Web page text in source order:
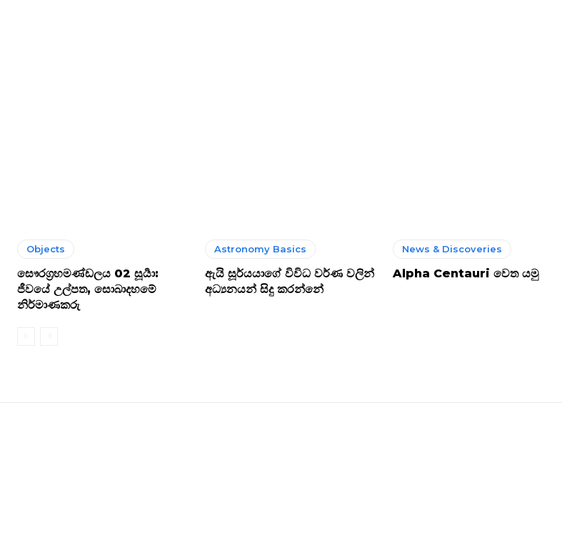
Objects
සෞරග්‍රහමණ්ඩලය 02 සූර්‍යා:
ජීවයේ උල්පත, සොබාදහමේ
නිර්මාණකරු
Astronomy Basics
ඇයි සූර්යයාගේ විවිධ වර්ණ වලින්
අධ්‍යනයන් සිදු කරන්නේ
News & Discoveries
Alpha Centauri වෙත යමු